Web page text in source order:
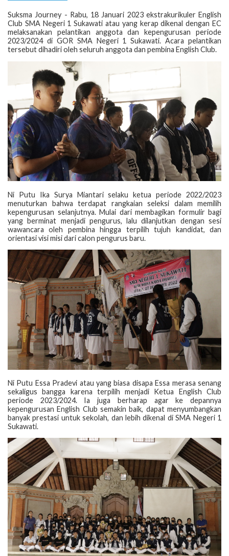
Suksma Journey - Rabu, 18 Januari 2023 ekstrakurikuler English
Club SMA Negeri 1 Sukawati atau yang kerap dikenal dengan EC
melaksanakan pelantikan anggota dan kepengurusan periode
2023/2024 di GOR SMA Negeri 1 Sukawati. Acara pelantikan
tersebut dihadiri oleh seluruh anggota dan pembina English Club.
Ni Putu Ika Surya Miantari selaku ketua periode 2022/2023
menuturkan bahwa terdapat rangkaian seleksi dalam memilih
kepengurusan selanjutnya. Mulai dari membagikan formulir bagi
yang berminat menjadi pengurus, lalu dilanjutkan dengan sesi
wawancara oleh pembina hingga terpilih tujuh kandidat, dan
orientasi visi misi dari calon pengurus baru.
Ni Putu Essa Pradevi atau yang biasa disapa Essa merasa senang
sekaligus bangga karena terpilih menjadi Ketua English Club
periode 2023/2024. Ia juga berharap agar ke depannya
kepengurusan English Club semakin baik, dapat menyumbangkan
banyak prestasi untuk sekolah, dan lebih dikenal di SMA Negeri 1
Sukawati.